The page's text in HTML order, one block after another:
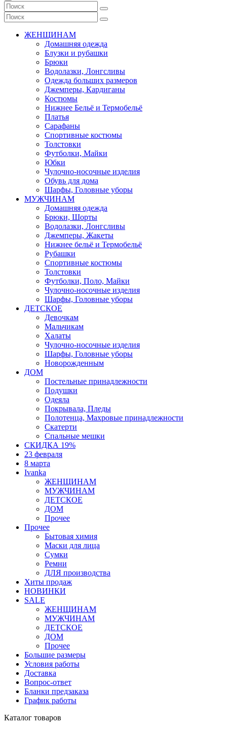
ЖЕНЩИНАМ
Домашняя одежда
Блузки и рубашки
Брюки
Водолазки, Лонгсливы
Одежда больших размеров
Джемперы, Кардиганы
Костюмы
Нижнее Бельё и Термобельё
Платья
Сарафаны
Спортивные костюмы
Толстовки
Футболки, Майки
Юбки
Чулочно-носочные изделия
Обувь для дома
Шарфы, Головные уборы
МУЖЧИНАМ
Домашняя одежда
Брюки, Шорты
Водолазки, Лонгсливы
Джемперы, Жакеты
Нижнее бельё и Термобельё
Рубашки
Спортивные костюмы
Толстовки
Футболки, Поло, Майки
Чулочно-носочные изделия
Шарфы, Головные уборы
ДЕТСКОЕ
Девочкам
Мальчикам
Халаты
Чулочно-носочные изделия
Шарфы, Головные уборы
Новорожденным
ДОМ
Постельные принадлежности
Подушки
Одеяла
Покрывала, Пледы
Полотенца, Махровые принадлежности
Скатерти
Спальные мешки
СКИДКА 19%
23 февраля
8 марта
Ivanka
ЖЕНЩИНАМ
МУЖЧИНАМ
ДЕТСКОЕ
ДОМ
Прочее
Прочее
Бытовая химия
Маски для лица
Сумки
Ремни
ДЛЯ производства
Хиты продаж
НОВИНКИ
SALE
ЖЕНЩИНАМ
МУЖЧИНАМ
ДЕТСКОЕ
ДОМ
Прочее
Большие размеры
Условия работы
Доставка
Вопрос-ответ
Бланки предзаказа
График работы
Каталог товаров